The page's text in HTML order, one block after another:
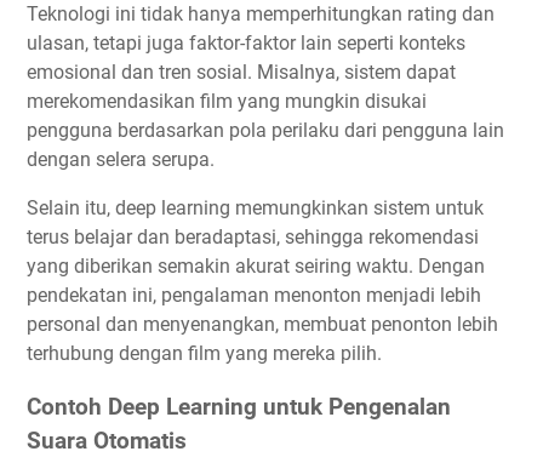
Teknologi ini tidak hanya memperhitungkan rating dan
ulasan, tetapi juga faktor-faktor lain seperti konteks
emosional dan tren sosial. Misalnya, sistem dapat
merekomendasikan film yang mungkin disukai
pengguna berdasarkan pola perilaku dari pengguna lain
dengan selera serupa.
Selain itu, deep learning memungkinkan sistem untuk
terus belajar dan beradaptasi, sehingga rekomendasi
yang diberikan semakin akurat seiring waktu. Dengan
pendekatan ini, pengalaman menonton menjadi lebih
personal dan menyenangkan, membuat penonton lebih
terhubung dengan film yang mereka pilih.
Contoh Deep Learning untuk Pengenalan
Suara Otomatis